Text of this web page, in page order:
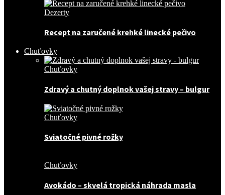
Dezerty
Recept na zaručené krehké linecké pečivo
Chuťovky
Chuťovky
Zdravý a chutný doplnok vašej stravy – bulgur
Chuťovky
Sviatočné pivné rožky
Chuťovky
Avokádo – skvelá tropická náhrada masla